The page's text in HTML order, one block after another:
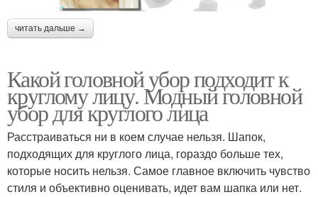
читать дальше →
Какой головной убор подходит к
круглому лицу. Модный головной
убор для круглого лица
Расстраиваться ни в коем случае нельзя. Шапок,
подходящих для круглого лица, гораздо больше тех,
которые носить нельзя. Самое главное включить чувство
стиля и объективно оценивать, идет вам шапка или нет.